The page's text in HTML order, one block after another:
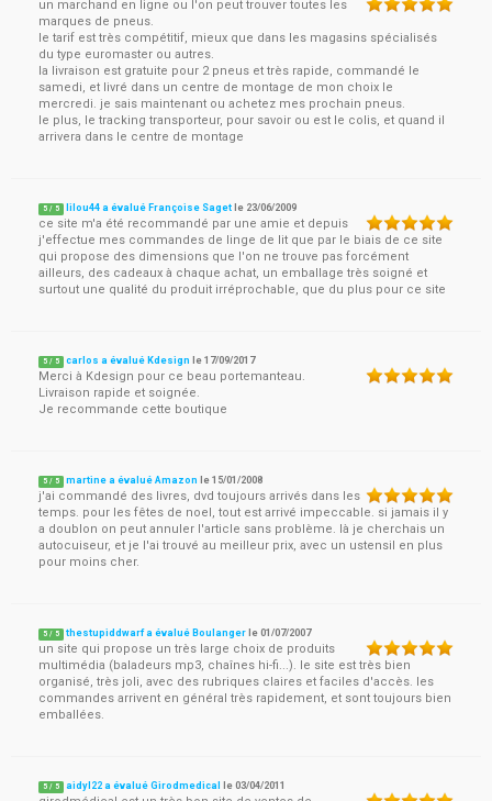
un marchand en ligne ou l'on peut trouver toutes les
marques de pneus.
le tarif est très compétitif, mieux que dans les magasins spécialisés
du type euromaster ou autres.
la livraison est gratuite pour 2 pneus et très rapide, commandé le
samedi, et livré dans un centre de montage de mon choix le
mercredi. je sais maintenant ou achetez mes prochain pneus.
le plus, le tracking transporteur, pour savoir ou est le colis, et quand il
arrivera dans le centre de montage
5 / 5 lilou44 a évalué Françoise Saget le 23/06/2009
ce site m'a été recommandé par une amie et depuis
j'effectue mes commandes de linge de lit que par le biais de ce site
qui propose des dimensions que l'on ne trouve pas forcément
ailleurs, des cadeaux à chaque achat, un emballage très soigné et
surtout une qualité du produit irréprochable, que du plus pour ce site
5 / 5 carlos a évalué Kdesign le17/09/2017
Merci à Kdesign pour ce beau portemanteau.
Livraison rapide et soignée.
Je recommande cette boutique
5 / 5 martine a évalué Amazon le15/01/2008
j'ai commandé des livres, dvd toujours arrivés dans les
temps. pour les fêtes de noel, tout est arrivé impeccable. si jamais il y
a doublon on peut annuler l'article sans problème. là je cherchais un
autocuiseur, et je l'ai trouvé au meilleur prix, avec un ustensil en plus
pour moins cher.
5 / 5 thestupiddwarf a évalué Boulanger le01/07/2007
un site qui propose un très large choix de produits
multimédia (baladeurs mp3, chaînes hi-fi...). le site est très bien
organisé, très joli, avec des rubriques claires et faciles d'accès. les
commandes arrivent en général très rapidement, et sont toujours bien
emballées.
5 / 5 aidyl22 a évalué Girodmedical le03/04/2011